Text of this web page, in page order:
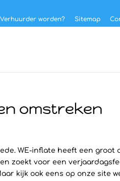
Verhuurder worden? Sitemap
omstreken
WE-inflate heeft een
zoekt voor een
kijk ook eens op onze site